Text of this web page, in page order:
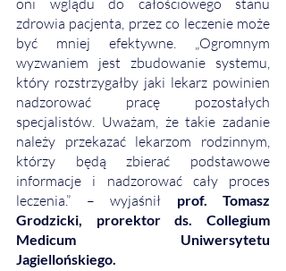
oni wglądu do całościowego stanu
zdrowia pacjenta, przez co leczenie może
być mniej efektywne. „Ogromnym
wyzwaniem jest zbudowanie systemu,
który rozstrzygałby jaki lekarz powinien
nadzorować pracę pozostałych
specjalistów. Uważam, że takie zadanie
należy przekazać lekarzom rodzinnym,
którzy będą zbierać podstawowe
informacje i nadzorować cały proces
leczenia.” – wyjaśnił
prof. Tomasz
Grodzicki, prorektor ds. Collegium
Medicum Uniwersytetu
Jagiellońskiego.